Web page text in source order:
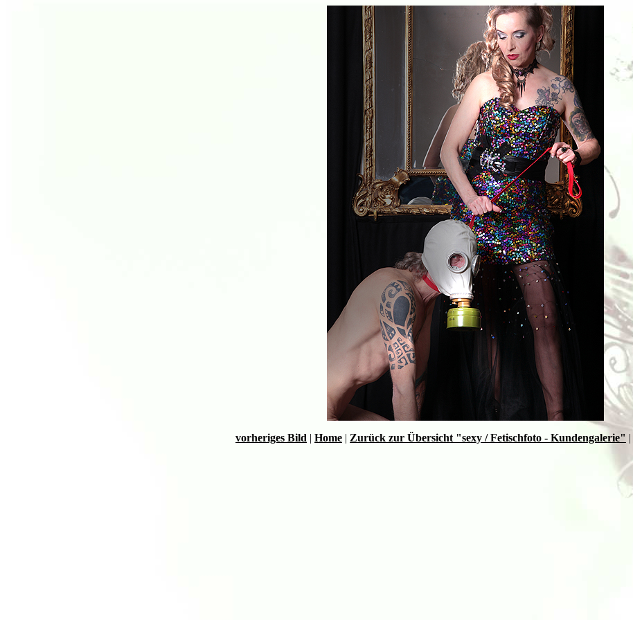
vorheriges Bild | Home | Zurück zur Übersicht "sexy / Fetischfoto - Kundengalerie" |